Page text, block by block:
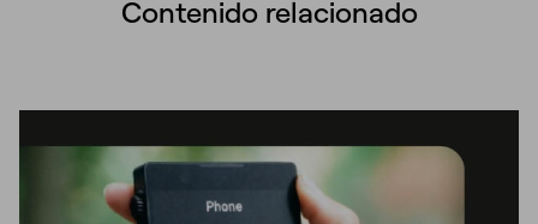
Contenido relacionado